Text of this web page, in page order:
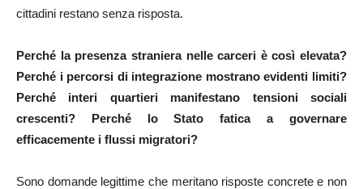
cittadini restano senza risposta.
Perché la presenza straniera nelle carceri è così elevata?
Perché i percorsi di integrazione mostrano evidenti limiti?
Perché interi quartieri manifestano tensioni sociali
crescenti? Perché lo Stato fatica a governare
efficacemente i flussi migratori?
Sono domande legittime che meritano risposte concrete e non